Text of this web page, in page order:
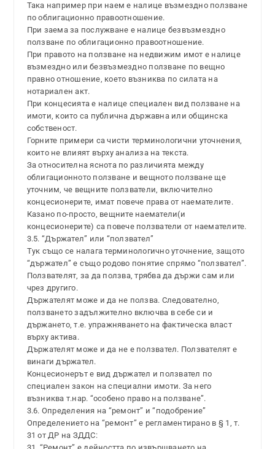
Така например при наем е налице възмездно ползване
по облигационно правоотношение.
При заема за послужване е налице безвъзмездно
ползване по облигационно правоотношение.
При правото на ползване на недвижим имот е налице
възмездно или безвъзмездно ползване по вещно
правно отношение, което възниква по силата на
нотариален акт.
При концесията е налице специален вид ползване на
имоти, които са публична държавна или общинска
собственост.
Горните примери са чисти терминологични уточнения,
които не влияят върху анализа на текста.
За относителна яснота по различията между
облигационното ползване и вещното ползване ще
уточним, че вещните ползватели, включително
концесионерите, имат повече права от наемателите.
Казано по-просто, вещните наематели(и
концесионерите) са повече ползватели от наемателите.
3.5. “Държател” или “ползвател”
Тук също се налага терминологично уточнение, защото
“държател” е също родово понятие спрямо “ползвател”.
Ползвателят, за да ползва, трябва да държи сам или
чрез другиго.
Държателят може и да не ползва. Следователно,
ползването задължително включва в себе си и
държането, т.е. упражняването на фактическа власт
върху актива.
Държателят може и да не е ползвател. Ползвателят е
винаги държател.
Концесионерът е вид държател и ползвател по
специален закон на специални имоти. За него
възниква т.нар. “особено право на ползване”.
3.6. Определения на “ремонт” и “подобрение”
Определението на “ремонт” е регламентирано в § 1, т.
31 от ДР на ЗДДС: